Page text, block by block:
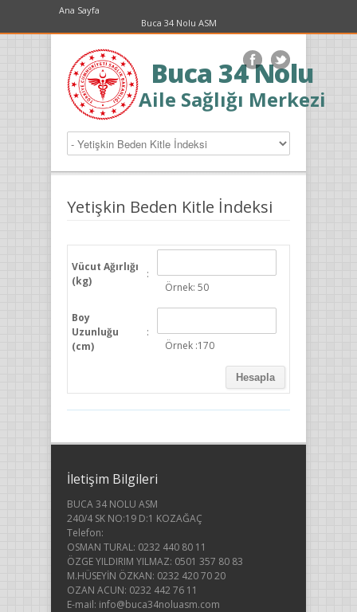
Ana Sayfa
Buca 34 Nolu ASM
Buca 34 Nolu
Aile Sağlığı Merkezi
Yetişkin Beden Kitle İndeksi
Vücut Ağırlığı
(kg)
:
Örnek: 50
Boy
Uzunluğu
(cm)
:
Örnek :170
İletişim Bilgileri
BUCA 34 NOLU ASM
240/4 SK NO:19 D:1 KOZAĞAÇ
Telefon:
OSMAN TURAL: 0232 440 80 11
ÖZGE YILDIRIM YILMAZ: 0501 357 80 83
M.HÜSEYİN ÖZKAN: 0232 420 70 20
OZAN ACUN: 0232 442 76 11
E-mail: info@buca34noluasm.com